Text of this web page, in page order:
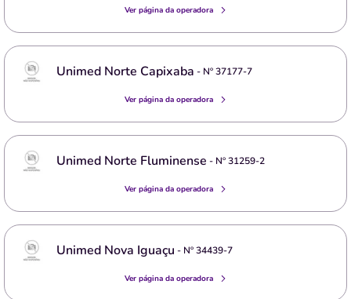
Ver página da operadora
Unimed Norte Capixaba - Nº37177-7
Ver página da operadora
Unimed Norte Fluminense - Nº31259-2
Ver página da operadora
Unimed Nova Iguaçu - Nº34439-7
Ver página da operadora